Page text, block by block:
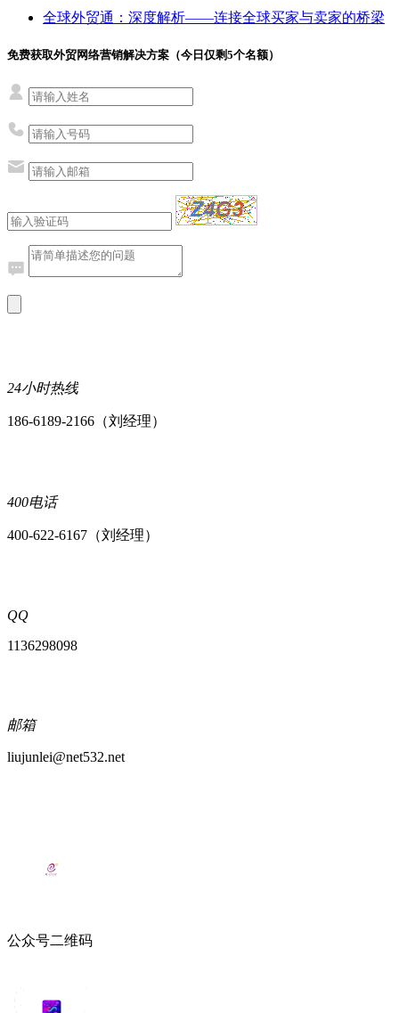
全球外贸通：深度解析——连接全球买家与卖家的桥梁
免费获取外贸网络营销解决方案（今日仅剩5个名额）
24小时热线
186-6189-2166（刘经理）
400电话
400-622-6167（刘经理）
QQ
1136298098
邮箱
liujunlei@net532.net
公众号二维码